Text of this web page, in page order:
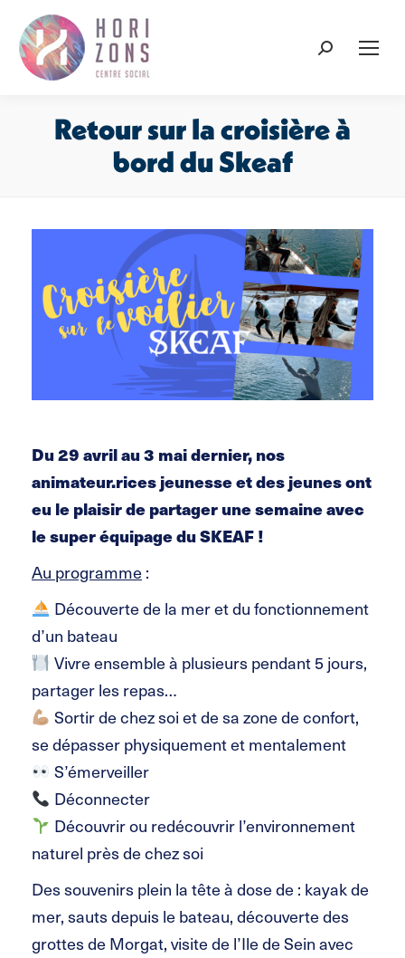
Recherche
Retour sur la croisière à
bord du Skeaf
Du 29 avril au 3 mai dernier, nos
animateur.rices jeunesse et des jeunes ont
eu le plaisir de partager une semaine avec
le super équipage du SKEAF !
Au programme :
Découverte de la mer et du fonctionnement
d’un bateau
Vivre ensemble à plusieurs pendant 5 jours,
partager les repas…
Sortir de chez soi et de sa zone de confort,
se dépasser physiquement et mentalement
S’émerveiller
Déconnecter
Découvrir ou redécouvrir l’environnement
naturel près de chez soi
Des souvenirs plein la tête à dose de : kayak de
mer, sauts depuis le bateau, découverte des
grottes de Morgat, visite de l’Ile de Sein avec